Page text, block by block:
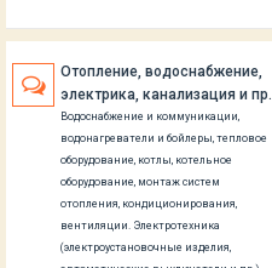
Отопление, водоснабжение,
электрика, канализация и пр.
Водоснабжение и коммуникации,
водонагреватели и бойлеры, тепловое
оборудование, котлы, котельное
оборудование, монтаж систем
отопления, кондиционирования,
вентиляции. Электротехника
(электроустановочные изделия,